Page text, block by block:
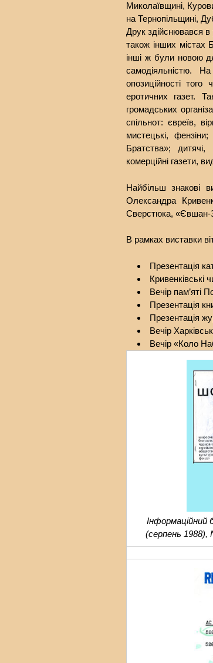
Миколаївщині,
на Тернопільщині,
Друк здійснювався в
також інших містах
інші ж були новою
самодіяльністю.
опозиційності
еротичних газет.
громадських
спільнот: євреїв,
мистецькі,
Братства»; дитячі,
комерційні газети,
Найбільш знакові
Олександра
Сверстюка, «Євшан-
В рамках виставки
Презентація
Кривенківські
Вечір пам’яті
Презентація
Презентація
Вечір
Вечір «Коло
Інформаційний
(серпень 1988),